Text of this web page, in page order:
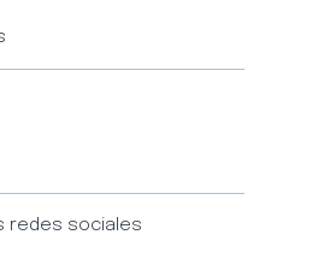
redes sociales